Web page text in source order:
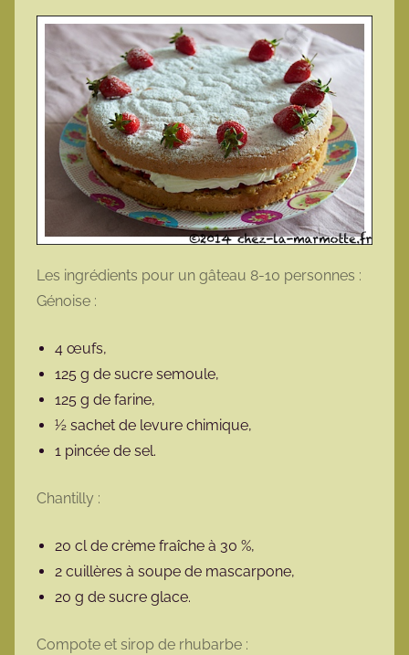
Les ingrédients pour un gâteau 8-10 personnes :
Génoise :
4 œufs,
125 g de sucre semoule,
125 g de farine,
½ sachet de levure chimique,
1 pincée de sel.
Chantilly :
20 cl de crème fraîche à 30 %,
2 cuillères à soupe de mascarpone,
20 g de sucre glace.
Compote et sirop de rhubarbe :